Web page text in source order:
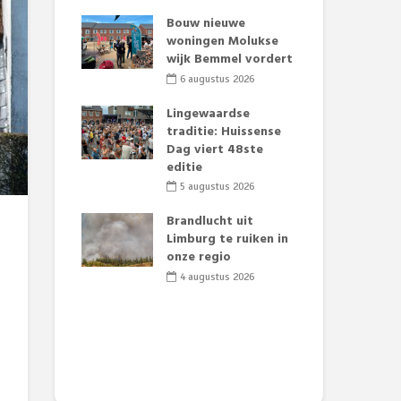
gezicht
events!
op
Bouw nieuwe
woningen Molukse
wijk Bemmel vordert
6 augustus 2026
Lingewaardse
traditie: Huissense
Dag viert 48ste
editie
5 augustus 2026
Brandlucht uit
Limburg te ruiken in
onze regio
4 augustus 2026